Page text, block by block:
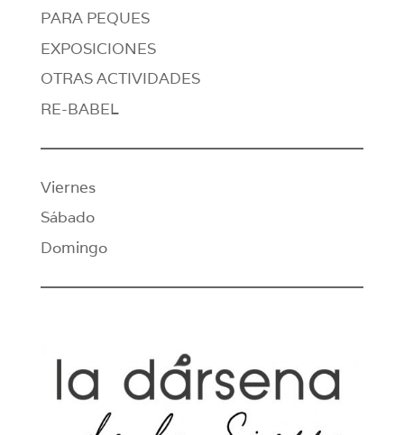
PARA PEQUES
EXPOSICIONES
OTRAS ACTIVIDADES
RE-BABEL
Viernes
Sábado
Domingo